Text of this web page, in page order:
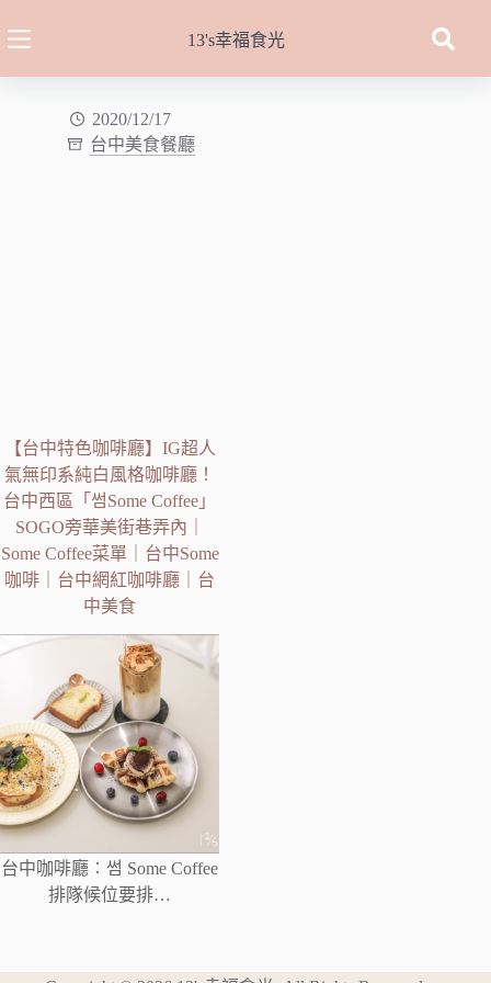
至
13's幸福食光
2020/12/17
台中美食餐廳
【台中特色咖啡廳】IG超人
氣無印系純白風格咖啡廳！
台中西區「썸Some Coffee」
SOGO旁華美街巷弄內｜
Some Coffee菜單｜台中Some
咖啡｜台中網紅咖啡廳｜台
中美食
台中咖啡廳︰썸 Some Coffee
排隊候位要排…